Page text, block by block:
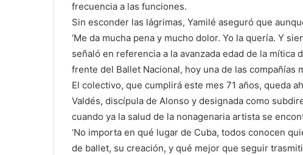
frecuencia a las funciones.
Sin esconder las lágrimas, Yamilé aseguró que
‘Me da mucha pena y mucho dolor. Yo la quería. Y
señaló en referencia a la avanzada edad de la mítica
frente del Ballet Nacional, hoy una de las compañías
El colectivo, que cumplirá este mes 71 años, queda
Valdés, discípula de Alonso y designada como
cuando ya la salud de la nonagenaria artista se
‘No importa en qué lugar de Cuba, todos conocen
de ballet, su creación, y qué mejor que seguir